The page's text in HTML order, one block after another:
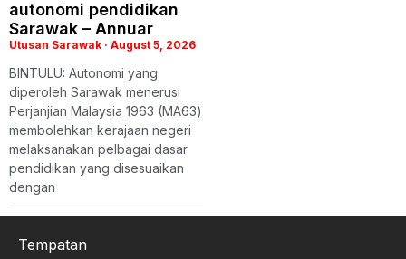
autonomi pendidikan
Sarawak – Annuar
Utusan Sarawak August 5, 2026
BINTULU: Autonomi yang
diperoleh Sarawak menerusi
Perjanjian Malaysia 1963 (MA63)
membolehkan kerajaan negeri
melaksanakan pelbagai dasar
pendidikan yang disesuaikan
dengan
Tempatan